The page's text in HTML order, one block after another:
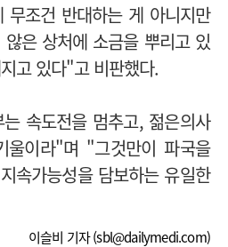
조건 반대하는 게 아니지만
은 상처에 소금을 뿌리고 있
고 있다"고 비판했다.
속도전을 멈추고, 젊은의사
울이라"며 "그것만이 파국을
속가능성을 담보하는 유일한
이슬비 기자 (sbl@dailymedi.com)